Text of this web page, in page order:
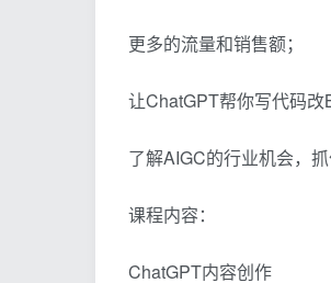
更多的流量和销售额；
让ChatGPT帮你写代码改
了解AIGC的行业机会，
课程内容：
ChatGPT内容创作